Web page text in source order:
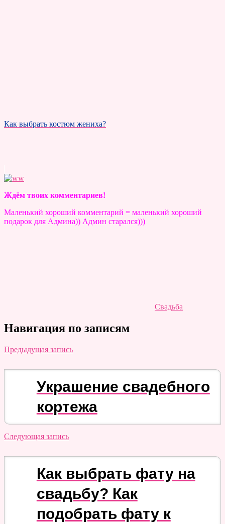
Как выбрать костюм жениха?
Ждём твоих комментариев!
Маленький хороший комментарий = маленький хороший
подарок для Админа)) Админ старался)))
Свадьба
Навигация по записям
Предыдущая запись
Украшение свадебного
кортежа
Следующая запись
Как выбрать фату на
свадьбу? Как
подобрать фату к